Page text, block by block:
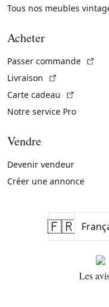
Tous nos meubles
Acheter
Passer commande
Livraison
Carte cadeau
Notre service Pro
Vendre
Devenir vendeur
Créer une annonce
🇫🇷
Les